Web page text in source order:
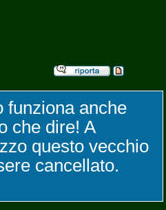
funziona anche
che dire! A
questo vecchio
cancellato.